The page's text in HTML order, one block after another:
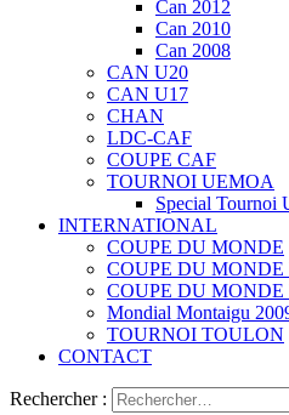
Can 2012
Can 2010
Can 2008
CAN U20
CAN U17
CHAN
LDC-CAF
COUPE CAF
TOURNOI UEMOA
Special Tournoi
INTERNATIONAL
COUPE DU MONDE
COUPE DU MONDE
COUPE DU MONDE
Mondial Montaigu
TOURNOI TOULON
CONTACT
Rechercher :